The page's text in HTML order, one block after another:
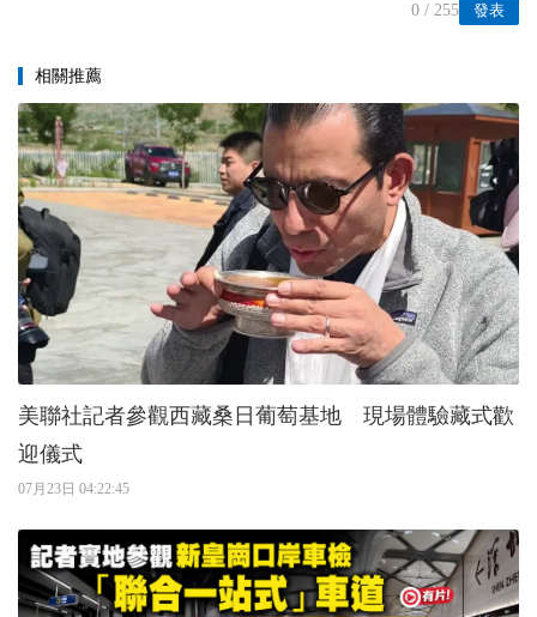
發表
0 / 255
相關推薦
美聯社記者參觀西藏桑日葡萄基地 現場體驗藏式歡
迎儀式
07月23日 04:22:45